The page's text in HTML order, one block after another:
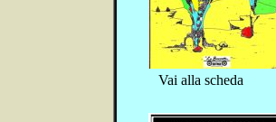
Vai alla scheda